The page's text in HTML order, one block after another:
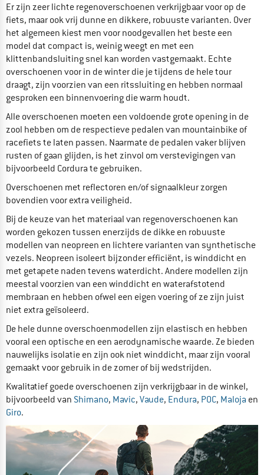
Er zijn zeer lichte regenoverschoenen verkrijgbaar voor op de
fiets, maar ook vrij dunne en dikkere, robuuste varianten. Over
het algemeen kiest men voor noodgevallen het beste een
model dat compact is, weinig weegt en met een
klittenbandsluiting snel kan worden vastgemaakt. Echte
overschoenen voor in de winter die je tijdens de hele tour
draagt, zijn voorzien van een ritssluiting en hebben normaal
gesproken een binnenvoering die warm houdt.
Alle overschoenen moeten een voldoende grote opening in de
zool hebben om de respectieve pedalen van mountainbike of
racefiets te laten passen. Naarmate de pedalen vaker blijven
rusten of gaan glijden, is het zinvol om verstevigingen van
bijvoorbeeld Cordura te gebruiken.
Overschoenen met reflectoren en/of signaalkleur zorgen
bovendien voor extra veiligheid.
Bij de keuze van het materiaal van regenoverschoenen kan
worden gekozen tussen enerzijds de dikke en robuuste
modellen van neopreen en lichtere varianten van synthetische
vezels. Neopreen isoleert bijzonder efficiënt, is winddicht en
met getapete naden tevens waterdicht. Andere modellen zijn
meestal voorzien van een winddicht en waterafstotend
membraan en hebben ofwel een eigen voering of ze zijn juist
niet extra geïsoleerd.
De hele dunne overschoenmodellen zijn elastisch en hebben
vooral een optische en een aerodynamische waarde. Ze bieden
nauwelijks isolatie en zijn ook niet winddicht, maar zijn vooral
gemaakt voor gebruik in de zomer of bij wedstrijden.
Kwalitatief goede overschoenen zijn verkrijgbaar in de winkel,
bijvoorbeeld van Shimano, Mavic, Vaude, Endura, POC, Maloja en
Giro.